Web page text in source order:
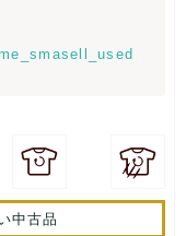
中古品